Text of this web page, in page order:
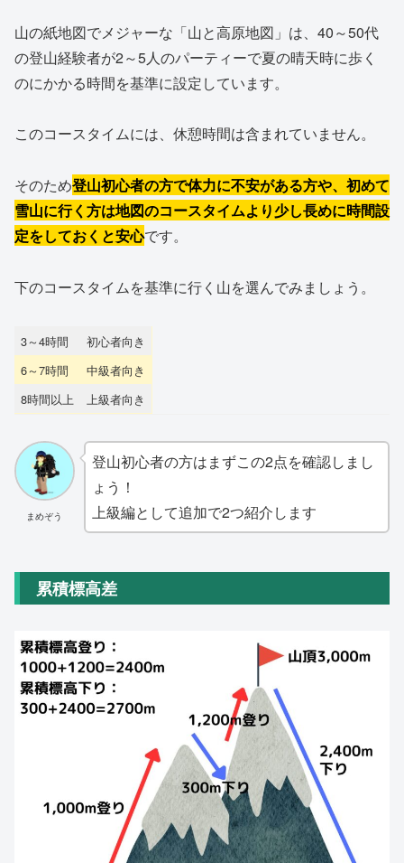
山の紙地図でメジャーな「山と高原地図」は、40～50代
の登山経験者が2～5人のパーティーで夏の晴天時に歩く
のにかかる時間を基準に設定しています。
このコースタイムには、休憩時間は含まれていません。
そのため登山初心者の方で体力に不安がある方や、初めて
雪山に行く方は地図のコースタイムより少し長めに時間設
定をしておくと安心です。
下のコースタイムを基準に行く山を選んでみましょう。
3～4時間
初心者向き
6～7時間
中級者向き
8時間以上
上級者向き
まめぞう
登山初心者の方はまずこの2点を確認しまし
ょう！
上級編として追加で2つ紹介します
累積標高差